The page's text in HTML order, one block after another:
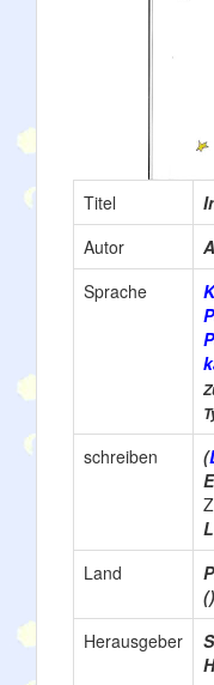
Titel
Autor
Sprache
schreiben
(
Land
()
Herausgeber